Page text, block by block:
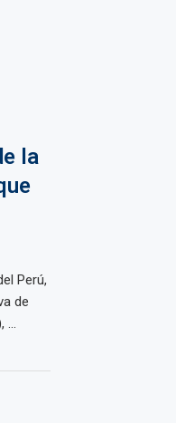
la
Perú,
de
...